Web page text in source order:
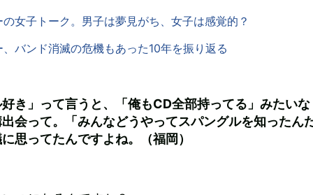
女子トーク。男子は夢見がち、女子は感覚的？
バンド消滅の危機もあった10年を振り返る
き」って言うと、「俺もCD全部持ってる」みたい
会って。「みんなどうやってスパングルを知ったん
思ってたんですよね。（福岡）